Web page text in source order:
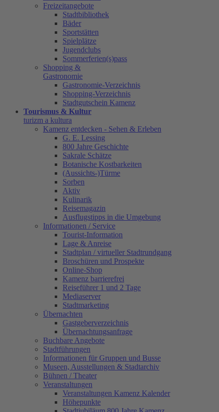
Freizeitangebote
Stadtbibliothek
Bäder
Sportstätten
Spielplätze
Jugendclubs
Sommerferien(s)pass
Shopping &
Gastronomie
Gastronomie-Verzeichnis
Shopping-Verzeichnis
Stadtgutschein Kamenz
Tourismus & Kultur
turizm a kultura
Kamenz entdecken - Sehen & Erleben
G. E. Lessing
800 Jahre Geschichte
Sakrale Schätze
Botanische Kostbarkeiten
(Aussichts-)Türme
Sorben
Aktiv
Kulinarik
Reisemagazin
Ausflugstipps in die Umgebung
Informationen / Service
Tourist-Information
Lage & Anreise
Stadtplan / virtueller Stadtrundgang
Broschüren und Prospekte
Online-Shop
Kamenz barrierefrei
Reiseführer 1 und 2 Tage
Mediaserver
Stadtmarketing
Übernachten
Gastgeberverzeichnis
Übernachtungsanfrage
Buchbare Angebote
Stadtführungen
Informationen für Gruppen und Busse
Museen, Ausstellungen & Stadtarchiv
Bühnen / Theater
Veranstaltungen
Veranstaltungen Kamenz Kalender
Höhepunkte